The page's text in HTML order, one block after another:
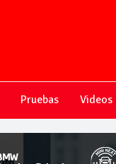
Pruebas Videos